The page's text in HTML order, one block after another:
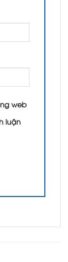
web
luận